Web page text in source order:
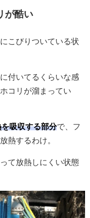
が酷い
こびりついている状
付いてるくらいな感
コリが溜まってい
吸収する部分で、フ
熱するわけ。
て放熱しにくい状態